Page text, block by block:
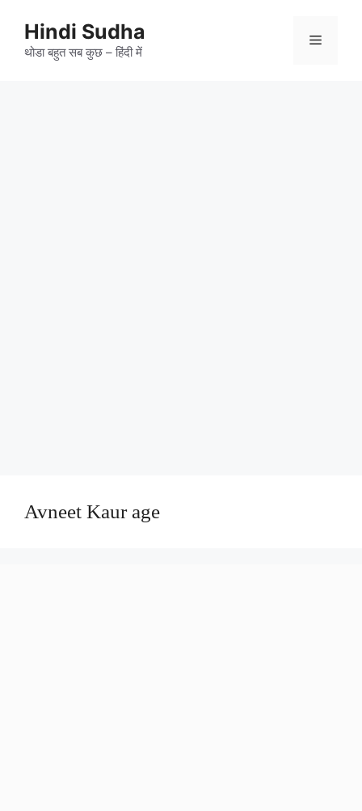
contentHindi Sudha
थोडा बहुत सब कुछ – हिंदी में
Menu
Avneet Kaur age